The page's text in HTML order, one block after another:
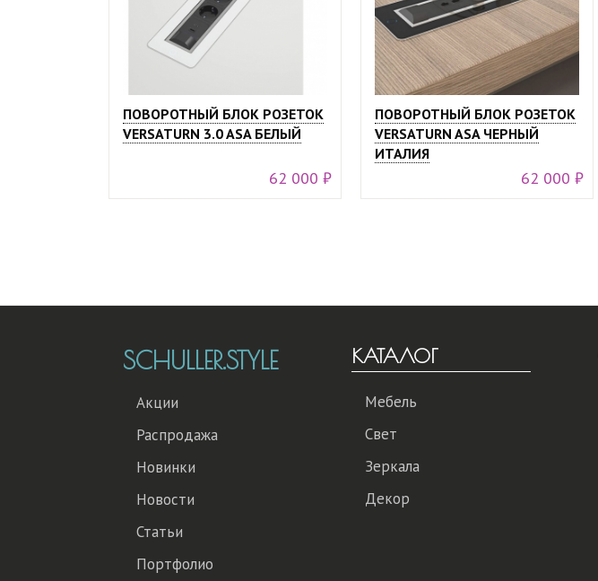
ПОВОРОТНЫЙ БЛОК РОЗЕТОК
VERSATURN 3.0 ASA БЕЛЫЙ
62 000 ₽
ПОВОРОТНЫЙ БЛОК РОЗЕТОК
VERSATURN ASA ЧЕРНЫЙ
ИТАЛИЯ
62 000 ₽
SCHULLER.STYLE
Акции
Распродажа
Новинки
Новости
Статьи
Портфолио
КАТАЛОГ
Мебель
Свет
Зеркала
Декор